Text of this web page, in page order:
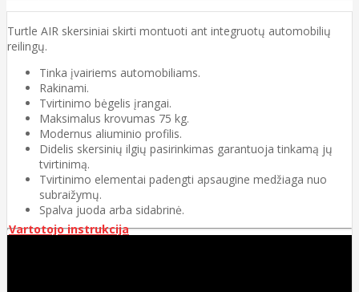
Turtle AIR skersiniai skirti montuoti ant integruotų automobilių
reilingų.
Tinka įvairiems automobiliams.
Rakinami.
Tvirtinimo bėgelis įrangai.
Maksimalus krovumas 75 kg.
Modernus aliuminio profilis.
Didelis skersinių ilgių pasirinkimas garantuoja tinkamą jų
tvirtinimą.
Tvirtinimo elementai padengti apsaugine medžiaga nuo
subraižymų.
Spalva juoda arba sidabrinė.
Vartotojo instrukcija